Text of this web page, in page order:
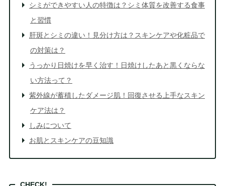
シミができやすい人の特徴は？シミ体質を改善する食事
と習慣
肝斑とシミの違い！見分け方は？スキンケアや化粧品で
の対策は？
うっかり日焼けを早く治す！日焼けしたあと黒くならな
い方法って？
紫外線が蓄積したダメージ肌！回復させる上手なスキン
ケア法は？
しみについて
お肌とスキンケアの豆知識